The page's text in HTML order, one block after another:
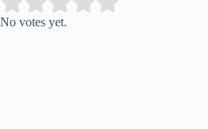
Rate this item:
No votes yet.